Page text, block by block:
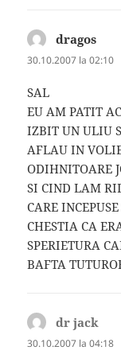
dragos
30.10.2007 la 02:10
SAL
EU AM PATIT
IZBIT UN ULIU
AFLAU IN
ODIHNITOARE
SI CIND LAM
CARE
CHESTIA CA
SPERIETURA
BAFTA
dr jack
30.10.2007 la 04:18